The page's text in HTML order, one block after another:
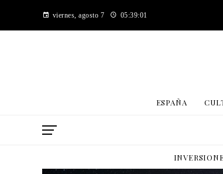
viernes, agosto 7 05:39:03
ESPAÑA